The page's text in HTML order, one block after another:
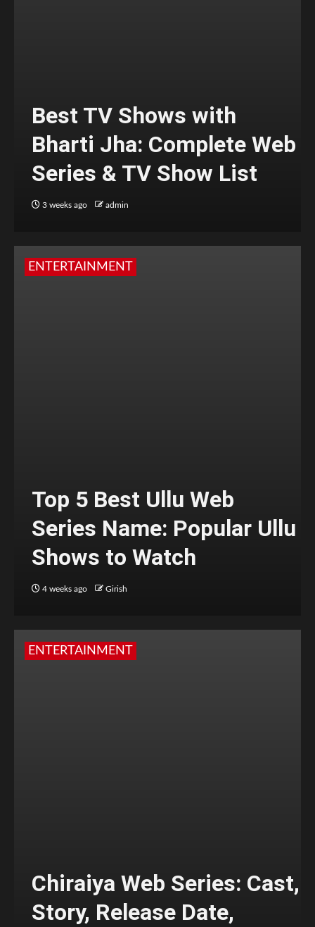
Best TV Shows with
Bharti Jha: Complete Web
Series & TV Show List
3 weeks ago admin
ENTERTAINMENT
Top 5 Best Ullu Web
Series Name: Popular Ullu
Shows to Watch
4 weeks ago Girish
ENTERTAINMENT
Chiraiya Web Series: Cast,
Story, Release Date,